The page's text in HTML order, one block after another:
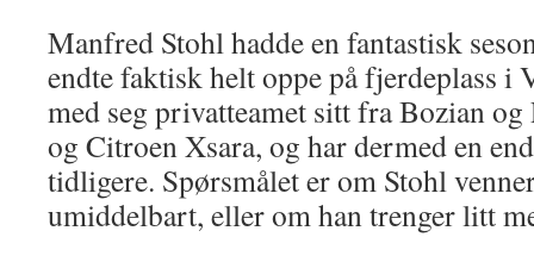
Manfred Stohl hadde en fantastisk
endte faktisk helt oppe på fjerdeplass i
med seg privatteamet sitt fra Bozian
og Citroen Xsara, og har dermed en
tidligere. Spørsmålet er om Stohl
umiddelbart, eller om han trenger litt